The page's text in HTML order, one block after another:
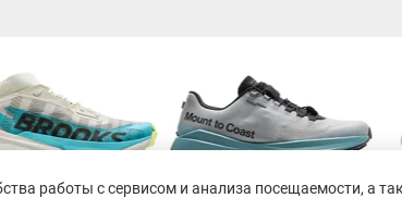
работы с сервисом и анализа посещаемости, а